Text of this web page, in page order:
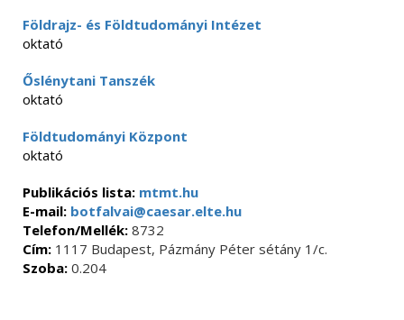
Földrajz- és Földtudományi Intézet
oktató
Őslénytani Tanszék
oktató
Földtudományi Központ
oktató
Publikációs lista: mtmt.hu
E-mail: botfalvai@caesar.elte.hu
Telefon/Mellék: 8732
Cím: 1117 Budapest, Pázmány Péter sétány 1/c.
Szoba: 0.204